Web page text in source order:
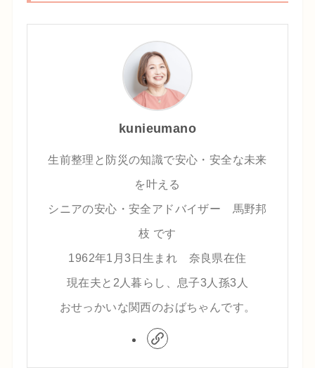
kunieumano
生前整理と防災の知識で安心・安全な未来
を叶える
シニアの安心・安全アドバイザー 馬野邦
枝 です
1962年1月3日生まれ 奈良県在住
現在夫と2人暮らし、息子3人孫3人
おせっかいな関西のおばちゃんです。